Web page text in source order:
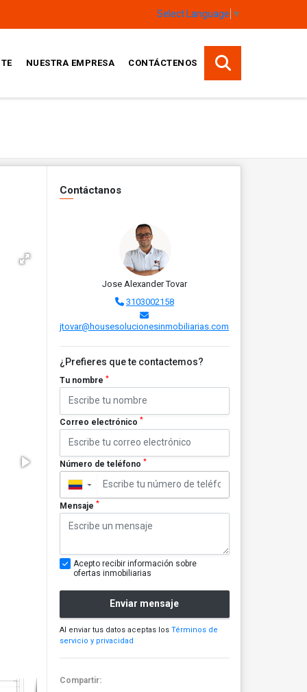
Select Language ▼
NUESTRA EMPRESA CONTÁCTENOS
Contáctanos
Jose Alexander Tovar
3103002158
jtovar@housesolucionesinmobiliarias.com
¿Prefieres que te contactemos?
Tu nombre *
Correo electrónico *
Número de teléfono *
▼
Mensaje *
Acepto recibir información sobre
ofertas inmobiliarias
Enviar mensaje
Al enviar tus datos aceptas los Términos de
servicio y privacidad
Compartir: